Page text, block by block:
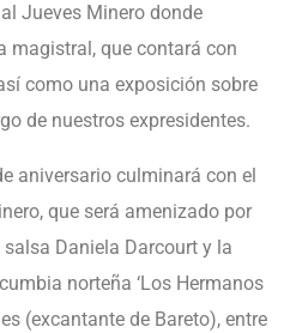
Jueves Minero donde
magistral, que contará con
como una exposición sobre
de nuestros expresidentes.
aniversario culminará con el
que será amenizado por
Daniela Darcourt y la
norteña ‘Los Hermanos
(excantante de Bareto), entre